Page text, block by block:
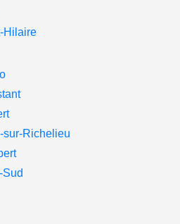
Hilaire
sur-Richelieu